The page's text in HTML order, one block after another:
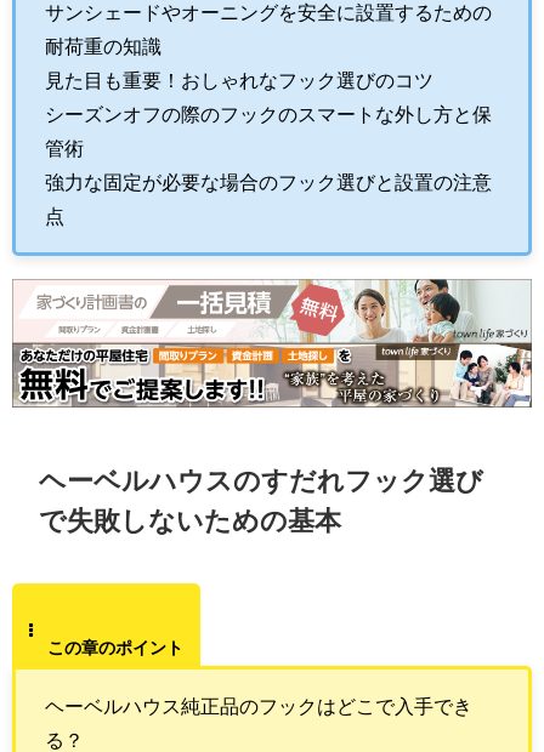
サンシェードやオーニングを安全に設置するための
耐荷重の知識
見た目も重要！おしゃれなフック選びのコツ
シーズンオフの際のフックのスマートな外し方と保
管術
強力な固定が必要な場合のフック選びと設置の注意
点
ヘーベルハウスのすだれフック選び
で失敗しないための基本
この章のポイント
ヘーベルハウス純正品のフックはどこで入手でき
る？